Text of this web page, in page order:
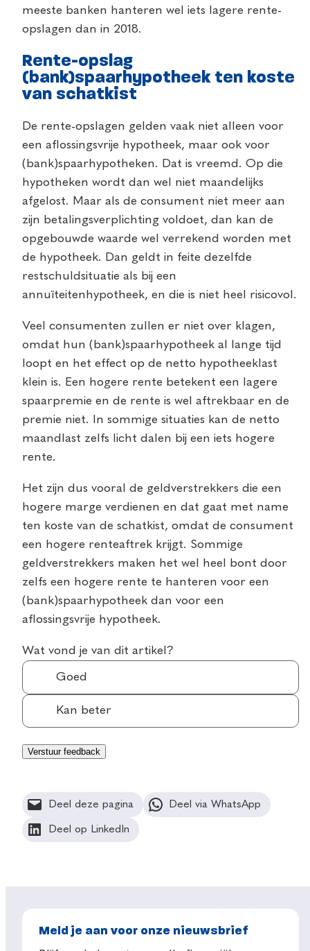
meeste banken hanteren wel iets lagere rente-
opslagen dan in 2018.
Rente-opslag
(bank)spaarhypotheek ten koste
van schatkist
De rente-opslagen gelden vaak niet alleen voor
een aflossingsvrije hypotheek, maar ook voor
(bank)spaarhypotheken. Dat is vreemd. Op die
hypotheken wordt dan wel niet maandelijks
afgelost. Maar als de consument niet meer aan
zijn betalingsverplichting voldoet, dan kan de
opgebouwde waarde wel verrekend worden met
de hypotheek. Dan geldt in feite dezelfde
restschuldsituatie als bij een
annuïteitenhypotheek, en die is niet heel risicovol.
Veel consumenten zullen er niet over klagen,
omdat hun (bank)spaarhypotheek al lange tijd
loopt en het effect op de netto hypotheeklast
klein is. Een hogere rente betekent een lagere
spaarpremie en de rente is wel aftrekbaar en de
premie niet. In sommige situaties kan de netto
maandlast zelfs licht dalen bij een iets hogere
rente.
Het zijn dus vooral de geldverstrekkers die een
hogere marge verdienen en dat gaat met name
ten koste van de schatkist, omdat de consument
een hogere renteaftrek krijgt. Sommige
geldverstrekkers maken het wel heel bont door
zelfs een hogere rente te hanteren voor een
(bank)spaarhypotheek dan voor een
aflossingsvrije hypotheek.
Wat vond je van dit artikel?
Goed
Kan beter
Deel deze pagina Deel via WhatsApp
Deel op LinkedIn
Meld je aan voor onze nieuwsbrief